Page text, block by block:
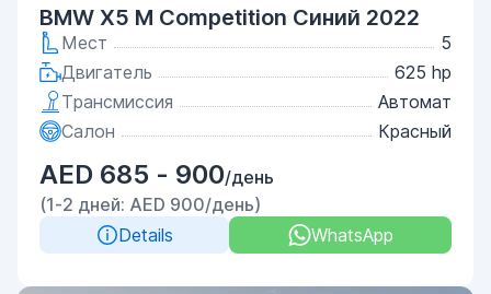
BMW X5 M Competition Синий 2022
Мест
5
Двигатель
625 hp
Трансмиссия
Автомат
Салон
Красный
AED 685 - 900/день
(1-2 дней: AED 900/день)
Details
WhatsApp